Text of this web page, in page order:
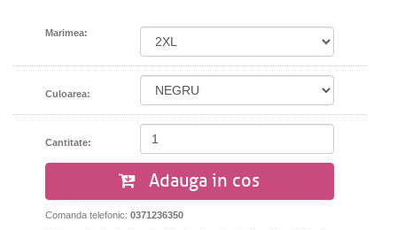
Marimea:
Culoarea:
Cantitate:
Adauga in cos
Comanda telefonic: 0371236350